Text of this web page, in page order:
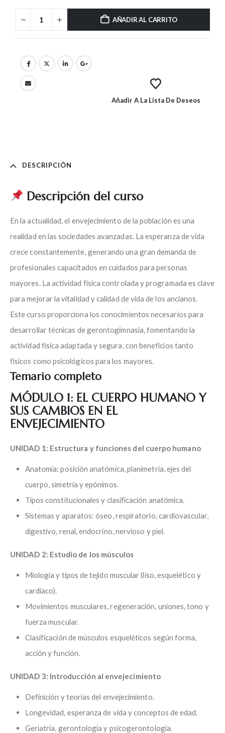
AÑADIR AL CARRITO
Añadir A La Lista De Deseos
DESCRIPCIÓN
Descripción del curso
En la actualidad, el envejecimiento de la población es una
realidad en las sociedades avanzadas. La esperanza de vida
crece constantemente, generando una gran demanda de
profesionales capacitados en cuidados para personas
mayores. La actividad física controlada y programada es clave
para mejorar la vitalidad y calidad de vida de los ancianos.
Este curso proporciona los conocimientos necesarios para
desarrollar técnicas de gerontogimnasia, fomentando la
actividad física adaptada y segura, con beneficios tanto
físicos como psicológicos para los mayores.
Temario completo
MÓDULO 1: EL CUERPO HUMANO Y
SUS CAMBIOS EN EL
ENVEJECIMIENTO
UNIDAD 1: Estructura y funciones del cuerpo humano
Anatomía: posición anatómica, planimetría, ejes del
cuerpo, simetría y epónimos.
Tipos constitucionales y clasificación anatómica.
Sistemas y aparatos: óseo, respiratorio, cardiovascular,
digestivo, renal, endocrino, nervioso y piel.
UNIDAD 2: Estudio de los músculos
Miología y tipos de tejido muscular (liso, esquelético y
cardiaco).
Movimientos musculares, regeneración, uniones, tono y
fuerza muscular.
Clasificación de músculos esqueléticos según forma,
acción y función.
UNIDAD 3: Introducción al envejecimiento
Definición y teorías del envejecimiento.
Longevidad, esperanza de vida y conceptos de edad.
Geriatría, gerontología y psicogerontología.